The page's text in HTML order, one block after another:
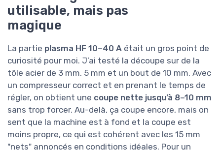
utilisable, mais pas
magique
La partie plasma HF 10–40 A était un gros point de
curiosité pour moi. J’ai testé la découpe sur de la
tôle acier de 3 mm, 5 mm et un bout de 10 mm. Avec
un compresseur correct et en prenant le temps de
régler, on obtient une coupe nette jusqu’à 8–10 mm
sans trop forcer. Au-delà, ça coupe encore, mais on
sent que la machine est à fond et la coupe est
moins propre, ce qui est cohérent avec les 15 mm
"nets" annoncés en conditions idéales. Pour un